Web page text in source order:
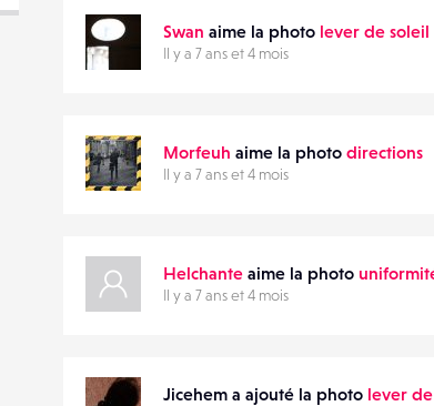
Swan aime la photo lever de soleil
Il y a 7 ans et 4 mois
Morfeuh aime la photo directions
Il y a 7 ans et 4 mois
Helchante aime la photo
Il y a 7 ans et 4 mois
Jicehem a ajouté la photo lever